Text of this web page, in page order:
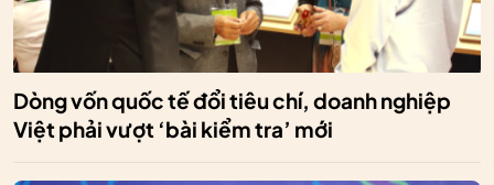
Dòng vốn quốc tế đổi tiêu chí, doanh nghiệp
Việt phải vượt ‘bài kiểm tra’ mới